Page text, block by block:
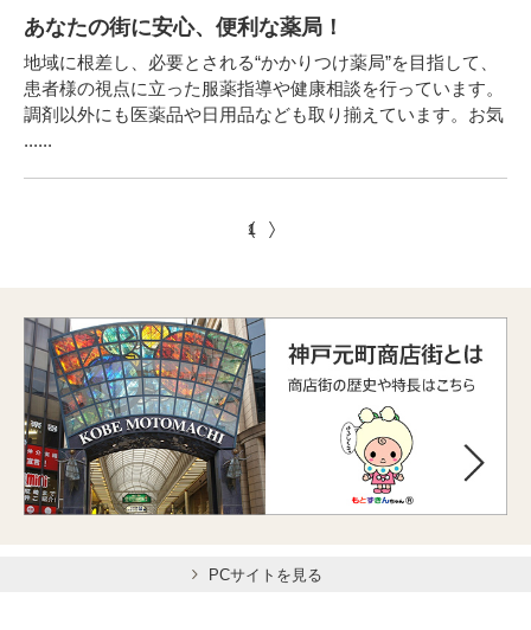
あなたの街に安心、便利な薬局！
地域に根差し、必要とされる“かかりつけ薬局”を目指して、
患者様の視点に立った服薬指導や健康相談を行っています。
調剤以外にも医薬品や日用品なども取り揃えています。お気
......
1
PCサイトを見る